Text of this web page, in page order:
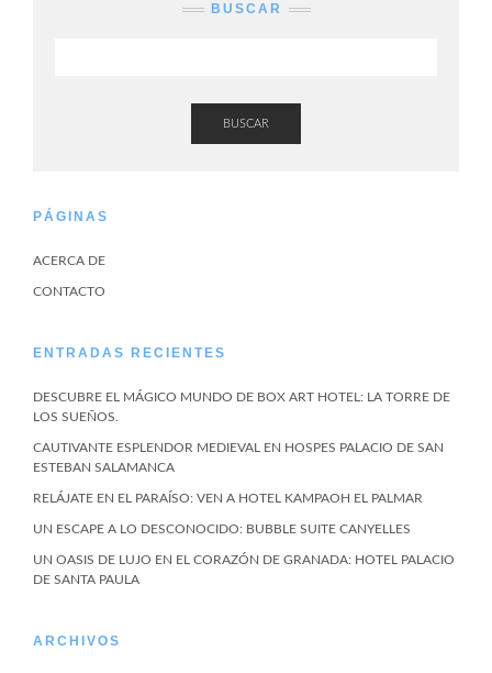
BUSCAR
BUSCAR
PÁGINAS
ACERCA DE
CONTACTO
ENTRADAS RECIENTES
DESCUBRE EL MÁGICO MUNDO DE BOX ART HOTEL: LA TORRE DE
LOS SUEÑOS.
CAUTIVANTE ESPLENDOR MEDIEVAL EN HOSPES PALACIO DE SAN
ESTEBAN SALAMANCA
RELÁJATE EN EL PARAÍSO: VEN A HOTEL KAMPAOH EL PALMAR
UN ESCAPE A LO DESCONOCIDO: BUBBLE SUITE CANYELLES
UN OASIS DE LUJO EN EL CORAZÓN DE GRANADA: HOTEL PALACIO
DE SANTA PAULA
ARCHIVOS